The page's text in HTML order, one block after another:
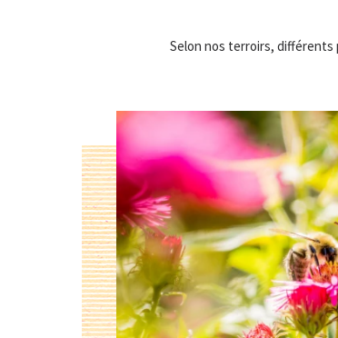
Selon nos terroirs,